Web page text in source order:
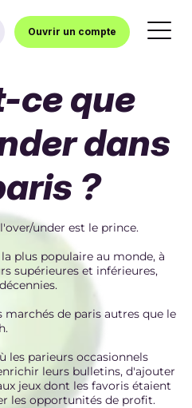
Ouvrir un compte
ce que
dans
?
under est le prince.
plus populaire au monde, à
supérieures et inférieures,
de paris autres que le
les parieurs occasionnels
leurs bulletins, d'ajouter
jeux dont les favoris étaient
les opportunités de profit.